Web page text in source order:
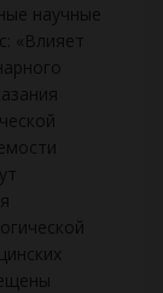
научные
«Влияет